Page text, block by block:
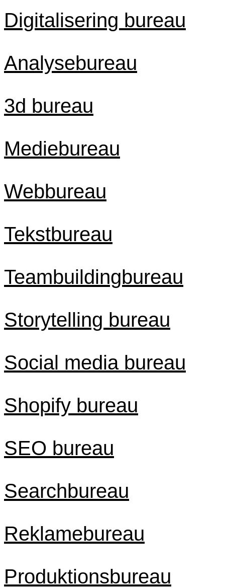
Digitalisering bureau
Analysebureau
3d bureau
Mediebureau
Webbureau
Tekstbureau
Teambuildingbureau
Storytelling bureau
Social media bureau
Shopify bureau
SEO bureau
Searchbureau
Reklamebureau
Produktionsbureau